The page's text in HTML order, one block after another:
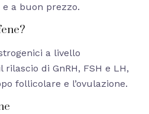
a buon prezzo.
a livello
di GnRH, FSH e LH,
follicolare e l’ovulazione.